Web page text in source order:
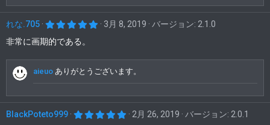
れな.705
5
つ
星
3月 8, 2019
バージョン: 2.1.0
非常に画期的である。
aieuo ありがとうございます。
BlackPoteto999
5 2月 26, 2019
バージョン: 2.0.1